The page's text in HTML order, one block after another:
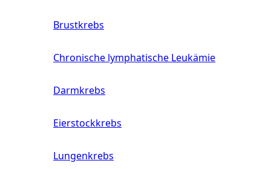
Brustkrebs
Chronische lymphatische Leukämie
Darmkrebs
Eierstockkrebs
Lungenkrebs